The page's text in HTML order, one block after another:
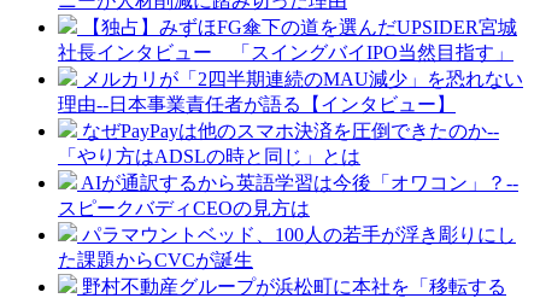
【独占】みずほFG傘下の道を選んだUPSIDER宮城
社長インタビュー 「スイングバイIPO当然目指す」
メルカリが「2四半期連続のMAU減少」を恐れない
理由--日本事業責任者が語る【インタビュー】
なぜPayPayは他のスマホ決済を圧倒できたのか--
「やり方はADSLの時と同じ」とは
AIが通訳するから英語学習は今後「オワコン」？--
スピークバディCEOの見方は
パラマウントベッド、100人の若手が浮き彫りにし
た課題からCVCが誕生
野村不動産グループが浜松町に本社を「移転する